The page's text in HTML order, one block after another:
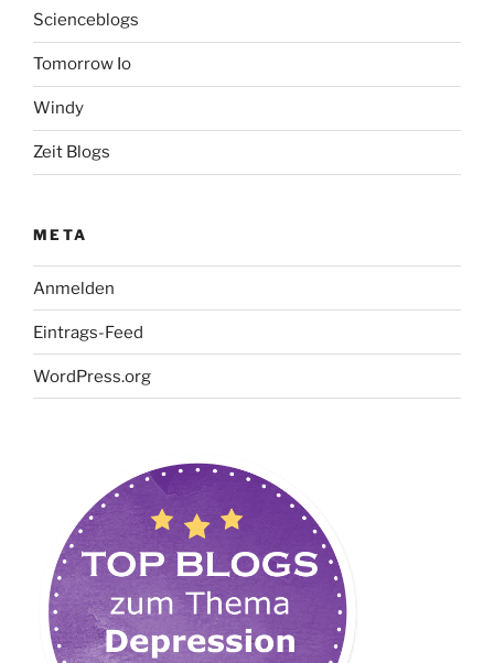
Scienceblogs
Tomorrow Io
Windy
Zeit Blogs
META
Anmelden
Eintrags-Feed
WordPress.org